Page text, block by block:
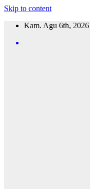
Skip to content
Kam. Agu 6th, 2026